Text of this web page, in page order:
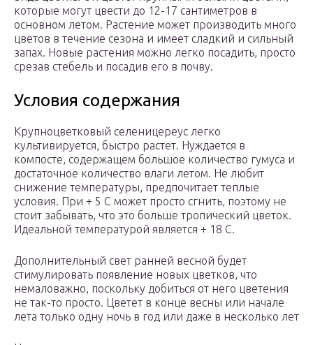
которые могут цвести до 12-17 сантиметров в
основном летом. Растение может производить много
цветов в течение сезона и имеет сладкий и сильный
запах. Новые растения можно легко посадить, просто
срезав стебель и посадив его в почву.
Условия содержания
Крупноцветковый селеницереус легко
культивируется, быстро растет. Нуждается в
компосте, содержащем большое количество гумуса и
достаточное количество влаги летом. Не любит
снижение температуры, предпочитает теплые
условия. При + 5 С может просто сгнить, поэтому не
стоит забывать, что это больше тропический цветок.
Идеальной температурой является + 18 С.
Дополнительный свет ранней весной будет
стимулировать появление новых цветков, что
немаловажно, поскольку добиться от него цветения
не так-то просто. Цветет в конце весны или начале
лета только одну ночь в год или даже в несколько лет